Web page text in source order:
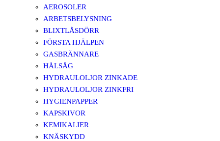
AEROSOLER
ARBETSBELYSNING
BLIXTLÅSDÖRR
FÖRSTA HJÄLPEN
GASBRÄNNARE
HÅLSÅG
HYDRAULOLJOR ZINKADE
HYDRAULOLJOR ZINKFRI
HYGIENPAPPER
KAPSKIVOR
KEMIKALIER
KNÄSKYDD